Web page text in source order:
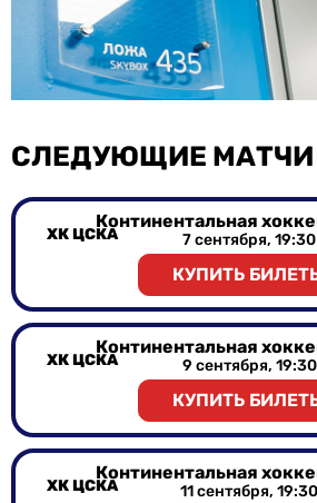
СЛЕДУЮЩИЕ МАТЧИ
Континентальная
7 сентября, 19:30
ХК ЦСКА
КУПИТЬ
Континентальная
9 сентября, 19:30
ХК ЦСКА
КУПИТЬ
Континентальная
11 сентября, 19:30
ХК ЦСКА